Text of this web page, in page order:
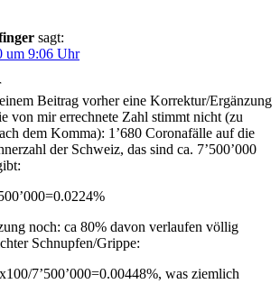
sagt:
um 9:06 Uhr
Beitrag vorher eine Korrektur/Ergänzung
von mir errechnete Zahl stimmt nicht (zu
dem Komma): 1’680 Coronafälle auf die
der Schweiz, das sind ca. 7’500’000
noch: ca 80% davon verlaufen völlig
Schnupfen/Grippe:
7’500’000=0.00448%, was ziemlich